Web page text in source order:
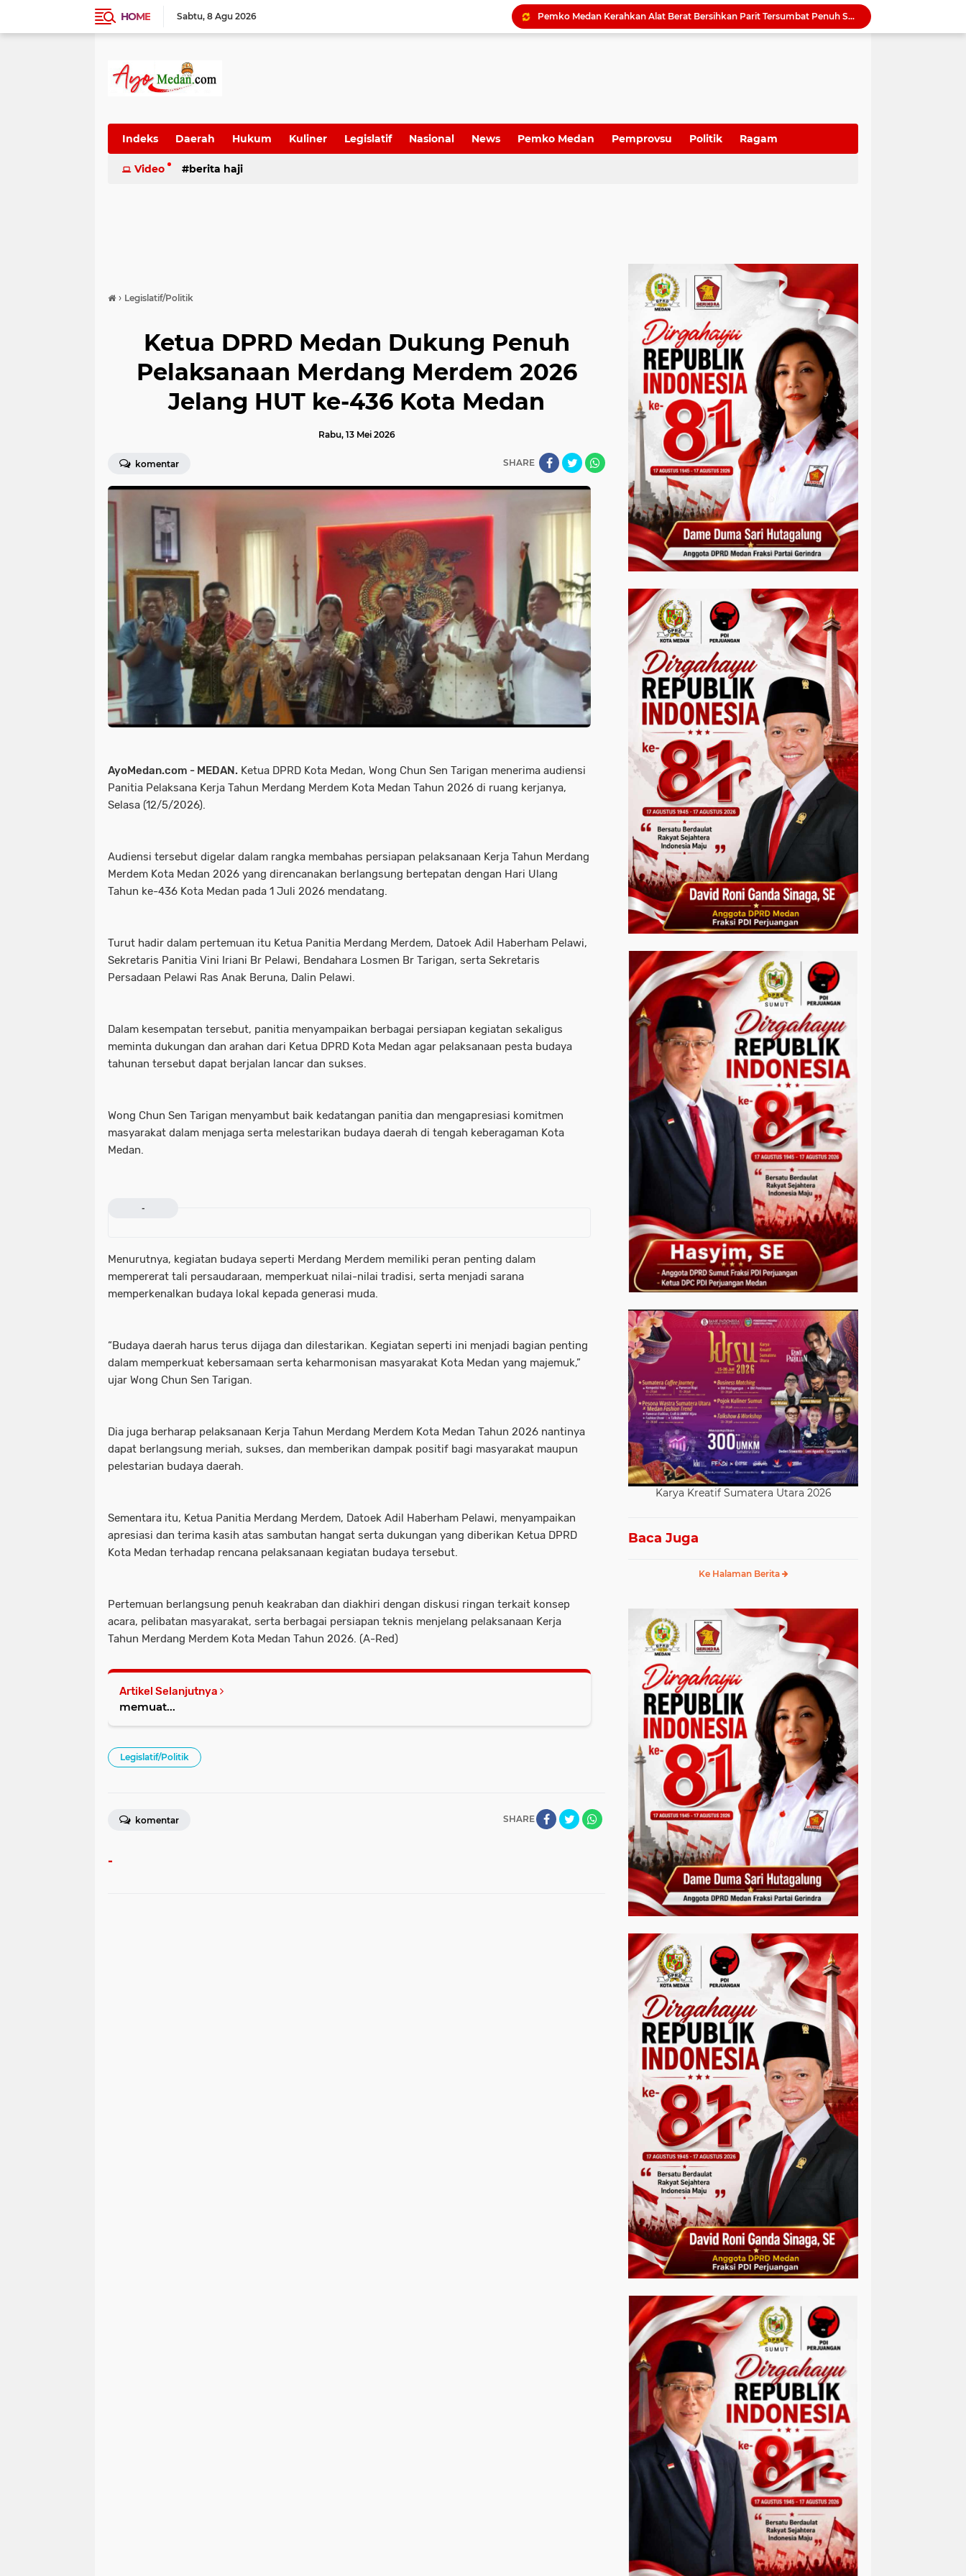
HOME Sabtu 8 Agu 2026
Ultah ke-58, Dame Duma Gelar Donor Darah dan Pemeriksaan tes HPV DNA Gratis untuk 100 Perempuan
Momen Haru Dame Duma di Tengah Kegiatan Wasbang, Warga Kompak Beri Kejutan Ultah
Maknai HUT RI ke-81, Rico Waas: Kemerdekaan Harus Dirasakan Masyarakat Lewat Peningkatan Pelayanan Publik
Indeks Daerah Hukum Kuliner Legislatif Nasional News Pemko Medan Pemprovsu Politik Ragam
SUmatera Utara Wisata
Video berita haji
› Legislatif/Politik
Ketua DPRD Medan Dukung Penuh
Pelaksanaan Merdang Merdem 2026
Jelang HUT ke-436 Kota Medan
Rabu, 13 Mei 2026
komentar SHARE
AyoMedan.com - MEDAN. Ketua DPRD Kota Medan, Wong Chun Sen Tarigan menerima audiensi
Panitia Pelaksana Kerja Tahun Merdang Merdem Kota Medan Tahun 2026 di ruang kerjanya,
Selasa (12/5/2026).
Audiensi tersebut digelar dalam rangka membahas persiapan pelaksanaan Kerja Tahun Merdang
Merdem Kota Medan 2026 yang direncanakan berlangsung bertepatan dengan Hari Ulang
Tahun ke-436 Kota Medan pada 1 Juli 2026 mendatang.
Turut hadir dalam pertemuan itu Ketua Panitia Merdang Merdem, Datoek Adil Haberham Pelawi,
Sekretaris Panitia Vini Iriani Br Pelawi, Bendahara Losmen Br Tarigan, serta Sekretaris
Persadaan Pelawi Ras Anak Beruna, Dalin Pelawi.
Dalam kesempatan tersebut, panitia menyampaikan berbagai persiapan kegiatan sekaligus
meminta dukungan dan arahan dari Ketua DPRD Kota Medan agar pelaksanaan pesta budaya
tahunan tersebut dapat berjalan lancar dan sukses.
Wong Chun Sen Tarigan menyambut baik kedatangan panitia dan mengapresiasi komitmen
masyarakat dalam menjaga serta melestarikan budaya daerah di tengah keberagaman Kota
Medan.
-
Menurutnya, kegiatan budaya seperti Merdang Merdem memiliki peran penting dalam
mempererat tali persaudaraan, memperkuat nilai-nilai tradisi, serta menjadi sarana
memperkenalkan budaya lokal kepada generasi muda.
“Budaya daerah harus terus dijaga dan dilestarikan. Kegiatan seperti ini menjadi bagian penting
dalam memperkuat kebersamaan serta keharmonisan masyarakat Kota Medan yang majemuk,”
ujar Wong Chun Sen Tarigan.
Dia juga berharap pelaksanaan Kerja Tahun Merdang Merdem Kota Medan Tahun 2026 nantinya
dapat berlangsung meriah, sukses, dan memberikan dampak positif bagi masyarakat maupun
pelestarian budaya daerah.
Sementara itu, Ketua Panitia Merdang Merdem, Datoek Adil Haberham Pelawi, menyampaikan
apresiasi dan terima kasih atas sambutan hangat serta dukungan yang diberikan Ketua DPRD
Kota Medan terhadap rencana pelaksanaan kegiatan budaya tersebut.
Pertemuan berlangsung penuh keakraban dan diakhiri dengan diskusi ringan terkait konsep
acara, pelibatan masyarakat, serta berbagai persiapan teknis menjelang pelaksanaan Kerja
Tahun Merdang Merdem Kota Medan Tahun 2026. (A-Red)
Artikel Selanjutnya
memuat...
Legislatif/Politik
SHARE
komentar
-
Karya Kreatif Sumatera Utara 2026
Baca Juga
Ke Halaman Berita